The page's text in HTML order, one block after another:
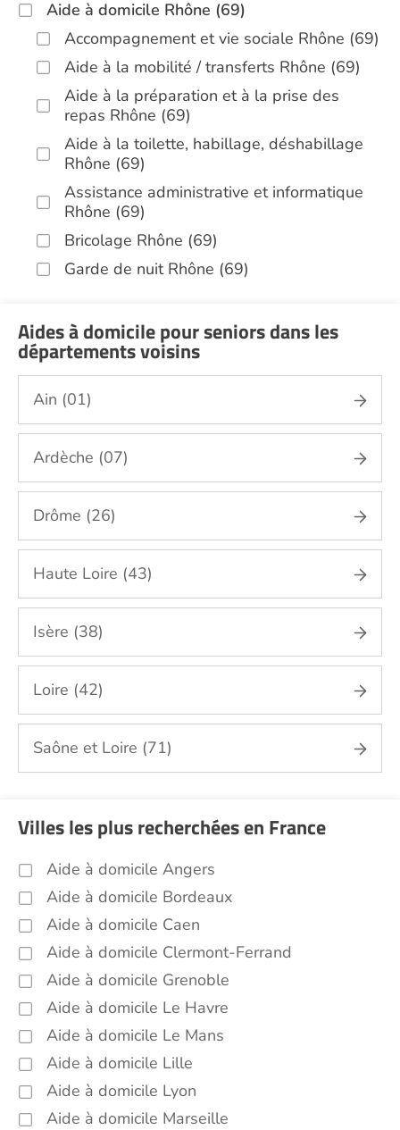
Aide à domicile Rhône (69)
Accompagnement et vie sociale Rhône (69)
Aide à la mobilité / transferts Rhône (69)
Aide à la préparation et à la prise des
repas Rhône (69)
Aide à la toilette, habillage, déshabillage
Rhône (69)
Assistance administrative et informatique
Rhône (69)
Bricolage Rhône (69)
Garde de nuit Rhône (69)
Infirmiers Rhône (69)
Jardinage Rhône (69)
Aide aux courses Rhône (69)
Entretien du cadre de vie, ménage,
repassage, gestion du linge Rhône (69)
Portage de repas Rhône (69)
Sorties (promenades, rendez-vous
médicaux...) Rhône (69)
Promenade animaux de compagnie Rhône
(69)
Soins esthétiques Rhône (69)
Autres aides à domicile Rhône (69)
Voir toutes les aides à domicile dans le Rhône
(69)
Aides à domicile pour seniors dans les
départements voisins
Ain (01)
Ardèche (07)
Drôme (26)
Haute Loire (43)
Isère (38)
Loire (42)
Saône et Loire (71)
Villes les plus recherchées en France
Aide à domicile Angers
Aide à domicile Bordeaux
Aide à domicile Caen
Aide à domicile Clermont-Ferrand
Aide à domicile Grenoble
Aide à domicile Le Havre
Aide à domicile Le Mans
Aide à domicile Lille
Aide à domicile Lyon
Aide à domicile Marseille